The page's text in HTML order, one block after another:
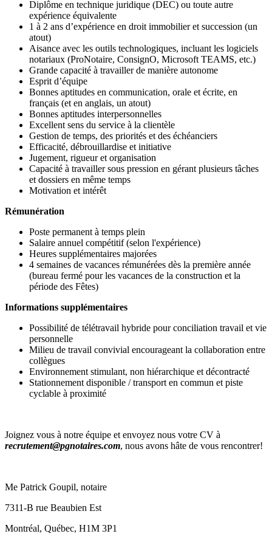
Diplôme en technique juridique (DEC) ou toute autre
expérience équivalente
1 à 2 ans d’expérience en droit immobilier et succession (un
atout)
Aisance avec les outils technologiques, incluant les logiciels
notariaux (ProNotaire, ConsignO, Microsoft TEAMS, etc.)
Grande capacité à travailler de manière autonome
Esprit d’équipe
Bonnes aptitudes en communication, orale et écrite, en
français (et en anglais, un atout)
Bonnes aptitudes interpersonnelles
Excellent sens du service à la clientèle
Gestion de temps, des priorités et des échéanciers
Efficacité, débrouillardise et initiative
Jugement, rigueur et organisation
Capacité à travailler sous pression en gérant plusieurs tâches
et dossiers en même temps
Motivation et intérêt
Rémunération
Poste permanent à temps plein
Salaire annuel compétitif (selon l'expérience)
Heures supplémentaires majorées
4 semaines de vacances rémunérées dès la première année
(bureau fermé pour les vacances de la construction et la
période des Fêtes)
Informations supplémentaires
Possibilité de télétravail hybride pour conciliation travail et vie
personnelle
Milieu de travail convivial encourageant la collaboration entre
collègues
Environnement stimulant, non hiérarchique et décontracté
Stationnement disponible / transport en commun et piste
cyclable à proximité
Joignez vous à notre équipe et envoyez nous votre CV à
recrutement@pgnotaires.com, nous avons hâte de vous rencontrer!
Me Patrick Goupil, notaire
7311-B rue Beaubien Est
Montréal, Québec, H1M 3P1